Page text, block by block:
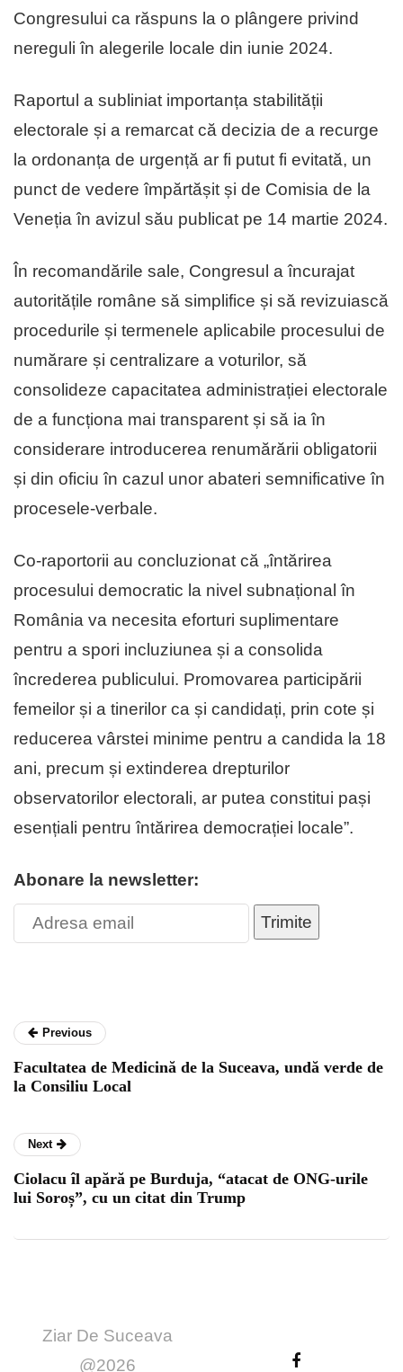
Congresului ca răspuns la o plângere privind
nereguli în alegerile locale din iunie 2024.
Raportul a subliniat importanța stabilității
electorale și a remarcat că decizia de a recurge
la ordonanța de urgență ar fi putut fi evitată, un
punct de vedere împărtășit și de Comisia de la
Veneția în avizul său publicat pe 14 martie 2024.
În recomandările sale, Congresul a încurajat
autoritățile române să simplifice și să revizuiască
procedurile și termenele aplicabile procesului de
numărare și centralizare a voturilor, să
consolideze capacitatea administrației electorale
de a funcționa mai transparent și să ia în
considerare introducerea renumărării obligatorii
și din oficiu în cazul unor abateri semnificative în
procesele-verbale.
Co-raportorii au concluzionat că „întărirea
procesului democratic la nivel subnațional în
România va necesita eforturi suplimentare
pentru a spori incluziunea și a consolida
încrederea publicului. Promovarea participării
femeilor și a tinerilor ca și candidați, prin cote și
reducerea vârstei minime pentru a candida la 18
ani, precum și extinderea drepturilor
observatorilor electorali, ar putea constitui pași
esențiali pentru întărirea democrației locale”.
Abonare la newsletter:
Trimite
Previous
Facultatea de Medicină de la Suceava, undă verde de
la Consiliu Local
Next
Ciolacu îl apără pe Burduja, “atacat de ONG-urile
lui Soroș”, cu un citat din Trump
Ziar De Suceava
@2026